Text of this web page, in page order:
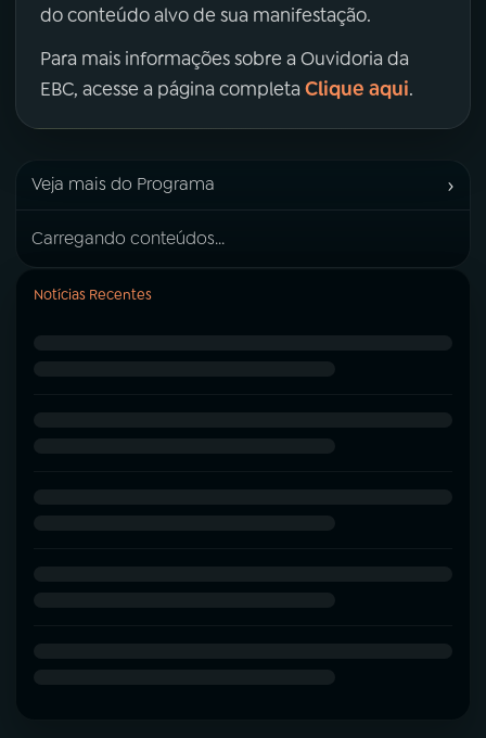
do conteúdo alvo de sua manifestação.
Para mais informações sobre a Ouvidoria da
EBC, acesse a página completa Clique aqui.
Veja mais do Programa ›
Carregando conteúdos...
Notícias Recentes